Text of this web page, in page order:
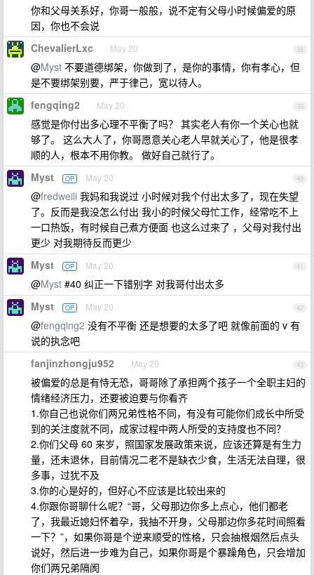
你和父母关系好，你哥一般般，说不定有父母小时候偏爱的原
因，你也不会说
38
ChevalierLxc May 20
@Myst 不要道德绑架，你做到了，是你的事情，你有孝心，但
是不要绑架别要，严于律己，宽以待人。
39
fengqing2 May 20
感觉是你付出多心理不平衡了吗？ 其实老人有你一个关心也就
够了。 这么大人了，你哥愿意关心老人早就关心了，他是很孝
顺的人，根本不用你教。 做好自己就行了。
40
Myst OP May 20
@fredweili 我妈和我说过 小时候对我个付出太多了，现在失望
了。反而是我没怎么付出 我小的时候父母忙工作，经常吃不上
一口热饭，有时候自己煮方便面 也这么过来了 ，父母对我付出
更少 对我期待反而更少
41
Myst OP May 20
@Myst #40 纠正一下错别字 对我哥付出太多
42
Myst OP May 20
@fengqing2 没有不平衡 还是想要的太多了吧 就像前面的 v 有
说的执念吧
43
fanjinzhongju952 May 20
被偏爱的总是有恃无恐，哥哥除了承担两个孩子一个全职主妇的
情绪经济压力，还要被迫要与你看齐
1.你自己也说你们两兄弟性格不同，有没有可能你们成长中所受
到的关注度就不同，成家过程中两人所受的支持度也不同？
2.你们父母 60 来岁，照国家发展政策来说，应该还算是有生力
量，还未退休，目前情况二老不是缺衣少食，生活无法自理，很
多事，过犹不及
3.你的心是好的，但好心不应该是比较出来的
4.你跟你哥聊什么呢？“哥，父母那边你多上点心，他们都老
了，我最近媳妇怀着孕，我抽不开身，父母那边你多花时间照看
一下？”，如果你哥是个逆来顺受的性格，只会抽根烟然后点头
说好，然后进一步难为自己，如果你哥是个暴躁角色，只会增加
你们两兄弟隔阂